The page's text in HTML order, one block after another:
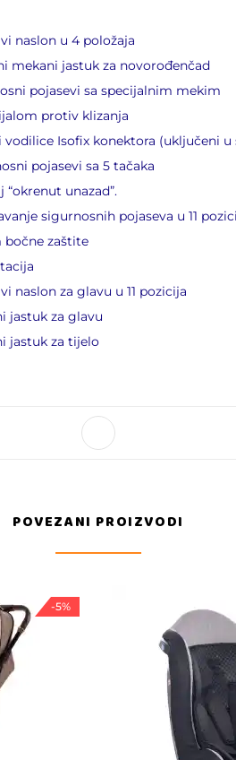
naslon u 4 položaja
mekani jastuk za novorođenčad
pojasevi sa specijalnim mekim
protiv klizanja
vodilice Isofix konektora (uključeni u
pojasevi sa 5 tačaka
“okrenut unazad”.
sigurnosnih pojaseva u 11
bočne zaštite
naslon za glavu u 11 pozicija
jastuk za glavu
jastuk za tijelo
POVEZANI PROIZVODI
-5%